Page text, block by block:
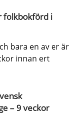
folkbokförd i
bara en av er är
innan ert
– 9 veckor